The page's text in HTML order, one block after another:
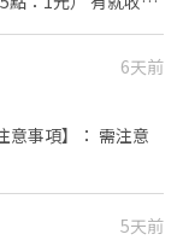
6天前
5天前